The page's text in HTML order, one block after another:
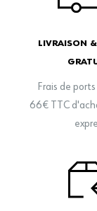
LIVRAISON
Frais de
66€ TTC